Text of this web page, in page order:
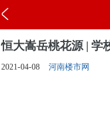
恒大嵩岳桃花源 | 学
2021-04-08 河南楼市网